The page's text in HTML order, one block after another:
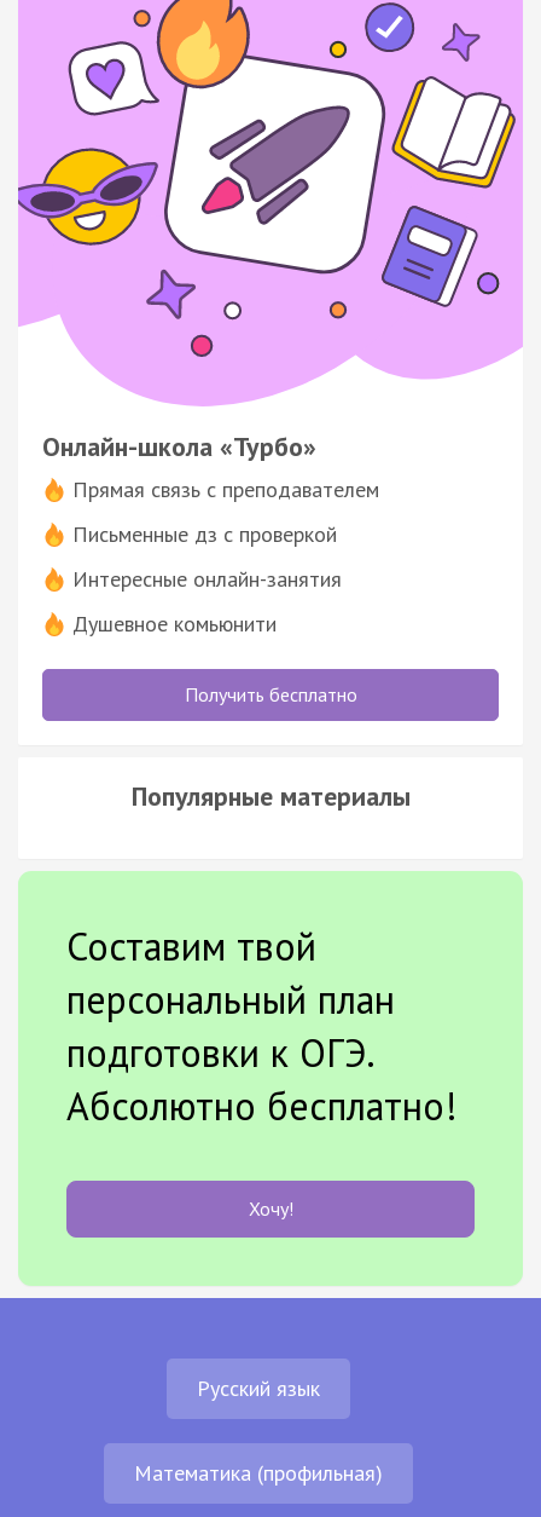
Онлайн-школа «Турбо»
Прямая связь с преподавателем
Письменные дз с проверкой
Интересные онлайн-занятия
Душевное комьюнити
Получить бесплатно
Популярные материалы
Составим твой
персональный план
подготовки к ОГЭ.
Абсолютно бесплатно!
Хочу!
Русский язык
Математика (профильная)